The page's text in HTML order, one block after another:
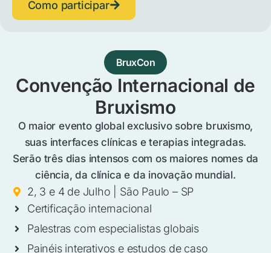
Como participar
BruxCon
Convenção Internacional de
Bruxismo
O maior evento global exclusivo sobre bruxismo,
suas interfaces clínicas e terapias integradas.
Serão três dias intensos com os maiores nomes da
ciência, da clínica e da inovação mundial.
2, 3 e 4 de Julho | São Paulo – SP
Certificação internacional
Palestras com especialistas globais
Painéis interativos e estudos de caso